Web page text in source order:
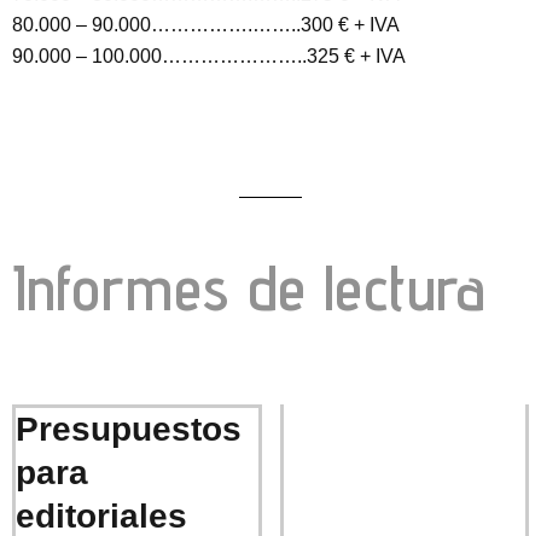
80.000 – 90.000…………….……..300 € + IVA
90.000 – 100.000…………………..325 € + IVA
Informes de lectura
Presupuestos
para
editoriales